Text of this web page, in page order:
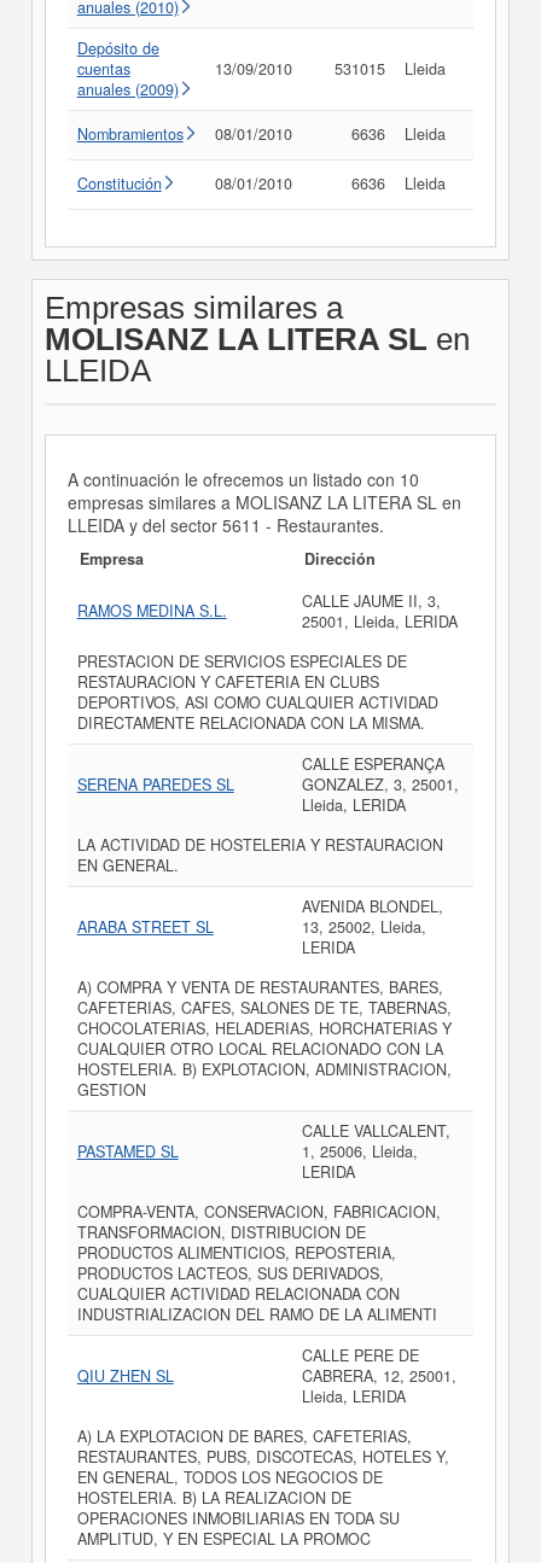
anuales (2010)
Depósito de
cuentas
anuales (2009)
13/09/2010 531015 Lleida
Nombramientos 08/01/2010 6636 Lleida
Constitución 08/01/2010 6636 Lleida
Empresas similares a
MOLISANZ LA LITERA SL en
LLEIDA
A continuación le ofrecemos un listado con 10
empresas similares a MOLISANZ LA LITERA SL en
LLEIDA y del sector 5611 - Restaurantes.
Empresa Dirección
RAMOS MEDINA S.L.
CALLE JAUME II, 3,
25001, Lleida, LERIDA
PRESTACION DE SERVICIOS ESPECIALES DE
RESTAURACION Y CAFETERIA EN CLUBS
DEPORTIVOS, ASI COMO CUALQUIER ACTIVIDAD
DIRECTAMENTE RELACIONADA CON LA MISMA.
SERENA PAREDES SL
CALLE ESPERANÇA
GONZALEZ, 3, 25001,
Lleida, LERIDA
LA ACTIVIDAD DE HOSTELERIA Y RESTAURACION
EN GENERAL.
ARABA STREET SL
AVENIDA BLONDEL,
13, 25002, Lleida,
LERIDA
A) COMPRA Y VENTA DE RESTAURANTES, BARES,
CAFETERIAS, CAFES, SALONES DE TE, TABERNAS,
CHOCOLATERIAS, HELADERIAS, HORCHATERIAS Y
CUALQUIER OTRO LOCAL RELACIONADO CON LA
HOSTELERIA. B) EXPLOTACION, ADMINISTRACION,
GESTION
PASTAMED SL
CALLE VALLCALENT,
1, 25006, Lleida,
LERIDA
COMPRA-VENTA, CONSERVACION, FABRICACION,
TRANSFORMACION, DISTRIBUCION DE
PRODUCTOS ALIMENTICIOS, REPOSTERIA,
PRODUCTOS LACTEOS, SUS DERIVADOS,
CUALQUIER ACTIVIDAD RELACIONADA CON
INDUSTRIALIZACION DEL RAMO DE LA ALIMENTI
QIU ZHEN SL
CALLE PERE DE
CABRERA, 12, 25001,
Lleida, LERIDA
A) LA EXPLOTACION DE BARES, CAFETERIAS,
RESTAURANTES, PUBS, DISCOTECAS, HOTELES Y,
EN GENERAL, TODOS LOS NEGOCIOS DE
HOSTELERIA. B) LA REALIZACION DE
OPERACIONES INMOBILIARIAS EN TODA SU
AMPLITUD, Y EN ESPECIAL LA PROMOC